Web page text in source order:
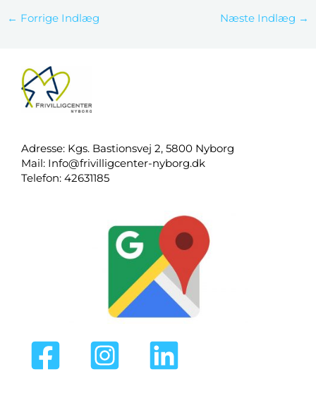
← Forrige Indlæg Næste Indlæg →
Adresse: Kgs. Bastionsvej 2, 5800 Nyborg
Mail: Info@frivilligcenter-nyborg.dk
Telefon: 42631185